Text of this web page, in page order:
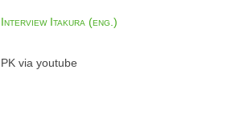
Interview Itakura (eng.)
PK via youtube